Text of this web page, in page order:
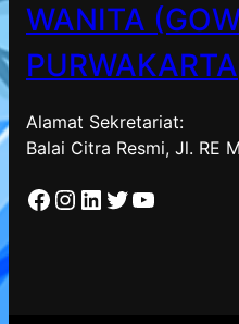
WANITA
PURWAKARTA
Alamat Sekretariat:
Balai Citra Resmi, Jl. RE
Facebook Instagram LinkedIn Twitter YouTube